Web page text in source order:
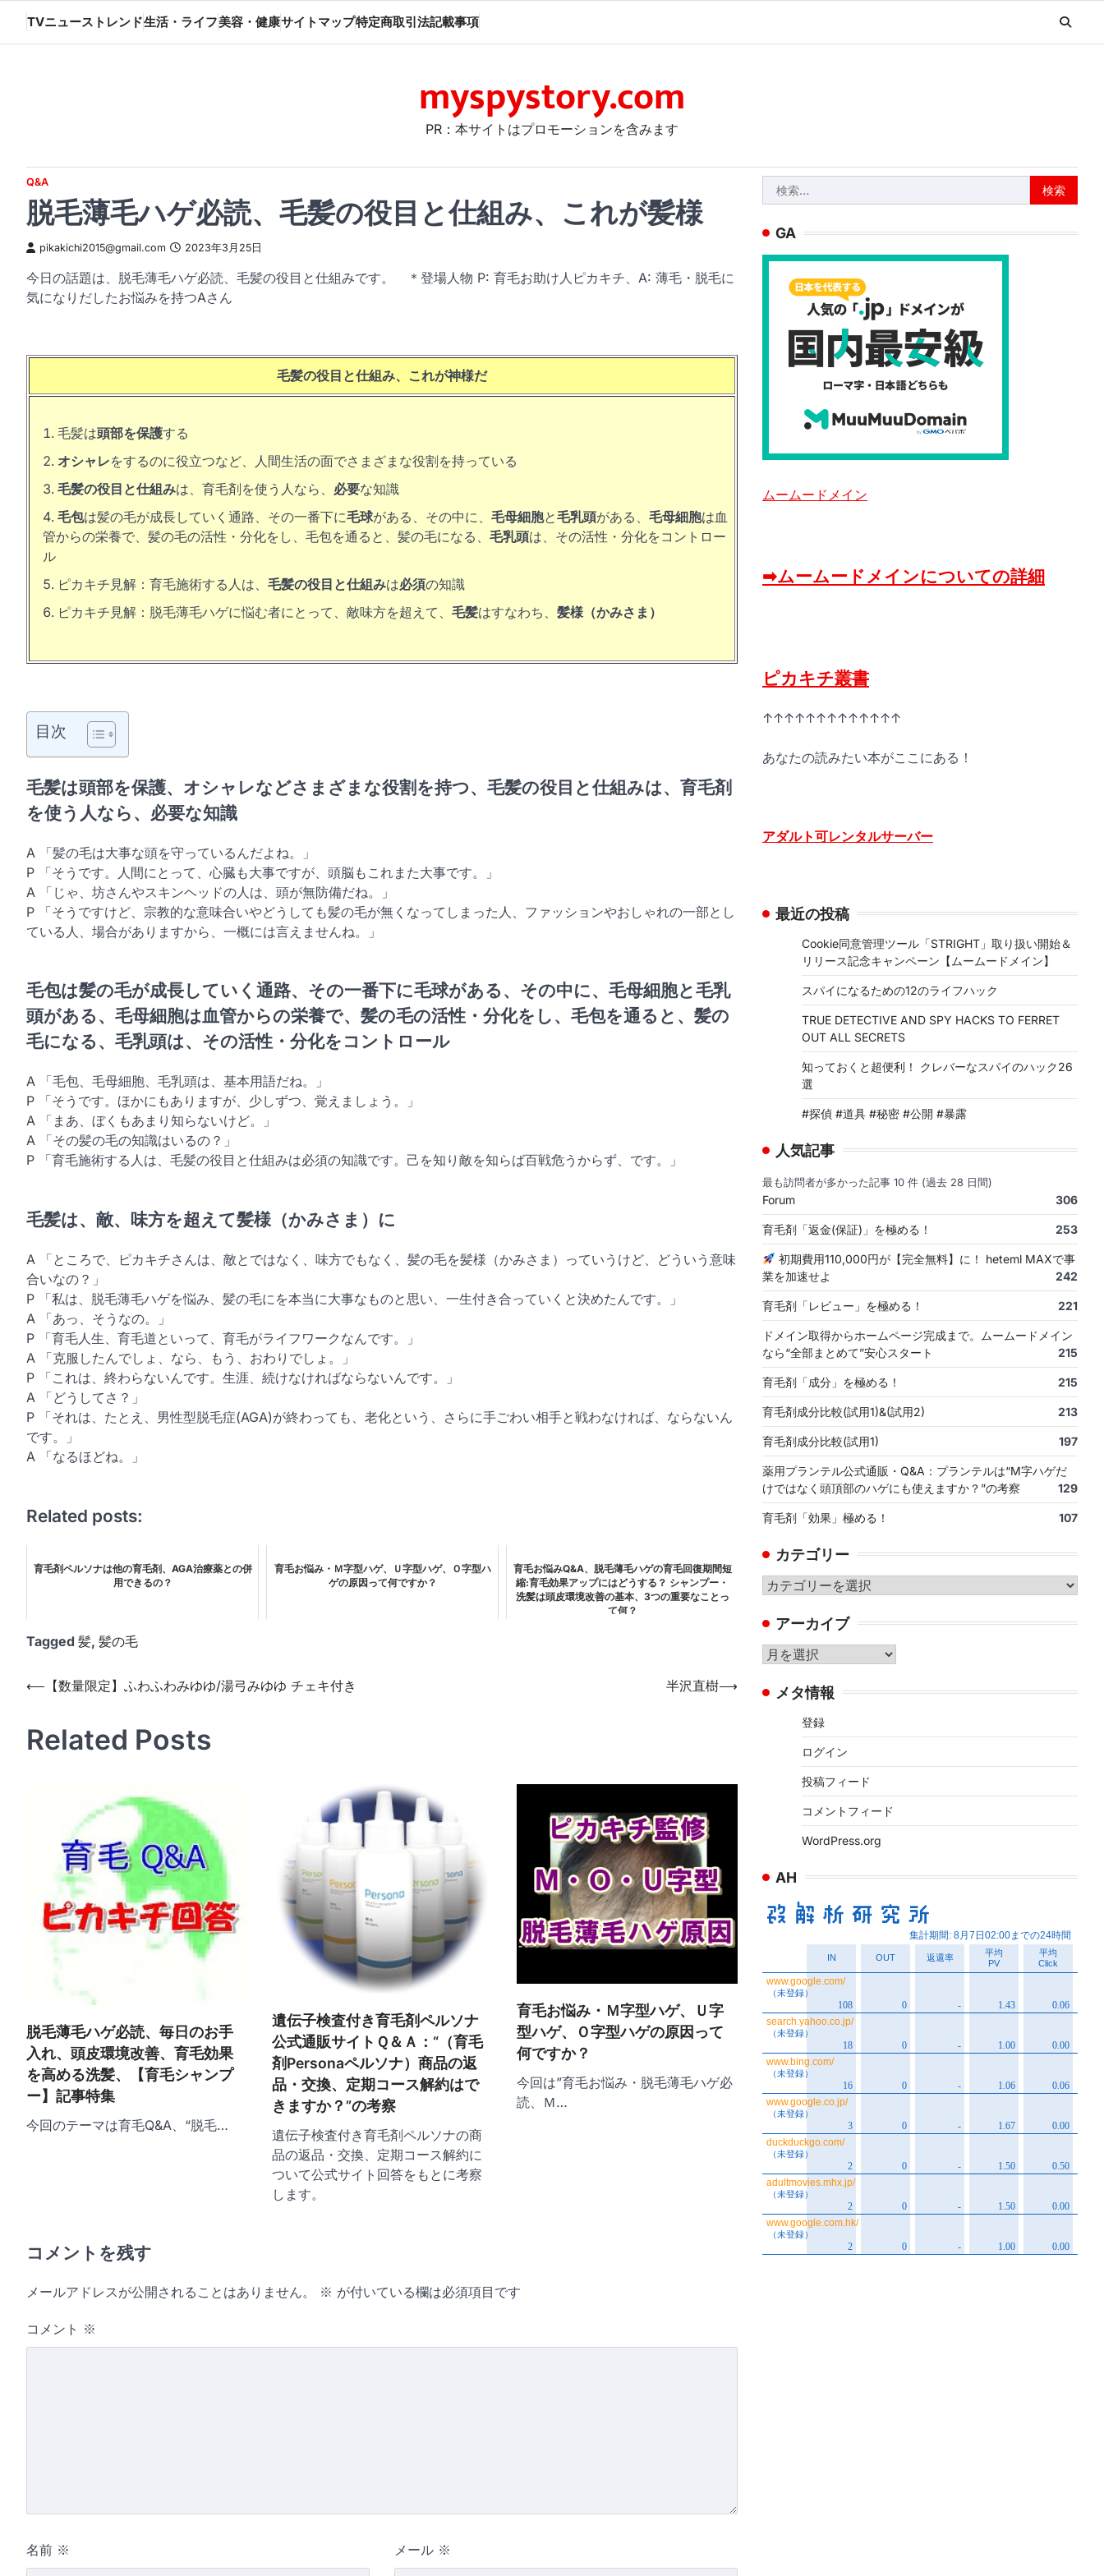
content
TVニューストレンド生活・ライフ美容・健康サイトマップ特定商取引法記載事項
myspystory.com
PR：本サイトはプロモーションを含みます
Q&A
脱毛薄毛ハゲ必読、毛髪の役目と仕組み、これが髪様
pikakichi2015@gmail.com 2023年3月25日
今日の話題は、脱毛薄毛ハゲ必読、毛髪の役目と仕組みです。 ＊登場人物 P: 育毛お助け人ピカキチ、A: 薄毛・脱毛に
気になりだしたお悩みを持つAさん
毛髪の役目と仕組み、これが神様だ
毛髪は頭部を保護する
オシャレをするのに役立つなど、人間生活の面でさまざまな役割を持っている
毛髪の役目と仕組みは、育毛剤を使う人なら、 必要な知識
毛包は髪の毛が成長していく通路、その一番下に毛球がある、その中に、 毛母細胞と毛乳頭がある、 毛母細胞は血
管からの栄養で、髪の毛の活性・分化をし、毛包を通ると、髪の毛になる、 毛乳頭は、その活性・分化をコントロー
ル
ピカキチ見解：育毛施術する人は、 毛髪の役目と仕組みは必須の知識
ピカキチ見解：脱毛薄毛ハゲに悩む者にとって、敵味方を超えて、 毛髪はすなわち、 髪様（かみさま）
目次
毛髪は頭部を保護、オシャレなどさまざまな役割を持つ、毛髪の役目と仕組みは、育毛剤
を使う人なら、必要な知識
A 「髪の毛は大事な頭を守っているんだよね。」
P 「そうです。人間にとって、心臓も大事ですが、頭脳もこれまた大事です。」
A 「じゃ、坊さんやスキンヘッドの人は、頭が無防備だね。」
P 「そうですけど、宗教的な意味合いやどうしても髪の毛が無くなってしまった人、ファッションやおしゃれの一部とし
ている人、場合がありますから、一概には言えませんね。」
毛包は髪の毛が成長していく通路、その一番下に毛球がある、その中に、毛母細胞と毛乳
頭がある、毛母細胞は血管からの栄養で、髪の毛の活性・分化をし、毛包を通ると、髪の
毛になる、毛乳頭は、その活性・分化をコントロール
A 「毛包、毛母細胞、毛乳頭は、基本用語だね。」
P 「そうです。ほかにもありますが、少しずつ、覚えましょう。」
A 「まあ、ぼくもあまり知らないけど。」
A 「その髪の毛の知識はいるの？」
P 「育毛施術する人は、毛髪の役目と仕組みは必須の知識です。己を知り敵を知らば百戦危うからず、です。」
毛髪は、敵、味方を超えて髪様（かみさま）に
A 「ところで、ピカキチさんは、敵とではなく、味方でもなく、髪の毛を髪様（かみさま）っていうけど、どういう意味
合いなの？」
P 「私は、脱毛薄毛ハゲを悩み、髪の毛にを本当に大事なものと思い、一生付き合っていくと決めたんです。」
A 「あっ、そうなの。」
P 「育毛人生、育毛道といって、育毛がライフワークなんです。」
A 「克服したんでしょ、なら、もう、おわりでしょ。」
P 「これは、終わらないんです。生涯、続けなければならないんです。」
A 「どうしてさ？」
P 「それは、たとえ、男性型脱毛症(AGA)が終わっても、老化という、さらに手ごわい相手と戦わなければ、ならないん
です。」
A 「なるほどね。」
Related posts:
育毛剤ペルソナは他の育毛剤、AGA治療薬との併
用できるの？
育毛お悩み・Ｍ字型ハゲ、Ｕ字型ハゲ、Ｏ字型ハ
ゲの原因って何ですか？
育毛お悩みQ&A、脱毛薄毛ハゲの育毛回復期間短
縮:育毛効果アップにはどうする？ シャンプー・
洗髪は頭皮環境改善の基本、3つの重要なことっ
て何？
Tagged 髪, 髪の毛
投
ナ
⟵ 【数量限定】ふわふわみゆゆ/湯弓みゆゆ チェキ付き 半沢直樹⟶
Related Posts
脱毛薄毛ハゲ必読、毎日のお手
入れ、頭皮環境改善、育毛効果
を高める洗髪、【育毛シャンプ
ー】記事特集
今回のテーマは育毛Q&A、“脱毛…
遺伝子検査付き育毛剤ペルソナ
公式通販サイトＱ＆Ａ：“（育毛
剤Personaペルソナ）商品の返
品・交換、定期コース解約はで
きますか？”の考察
遺伝子検査付き育毛剤ペルソナの商
品の返品・交換、定期コース解約に
ついて公式サイト回答をもとに考察
します。
育毛お悩み・Ｍ字型ハゲ、Ｕ字
型ハゲ、Ｏ字型ハゲの原因って
何ですか？
今回は”育毛お悩み・脱毛薄毛ハゲ必
読、Ｍ…
コメントを残す
メールアドレスが公開されることはありません。 ※ が付いている欄は必須項目です
コメント ※
名前 ※ メール ※
索:
GA
ムームードメイン
➡ムームードメインについての詳細
ピカキチ叢書
↑↑↑↑↑↑↑↑↑↑↑↑↑
あなたの読みたい本がここにある！
アダルト可レンタルサーバー
最近の投稿
Cookie同意管理ツール「STRIGHT」取り扱い開始＆
リリース記念キャンペーン【ムームードメイン】
スパイになるための12のライフハック
TRUE DETECTIVE AND SPY HACKS TO FERRET
OUT ALL SECRETS
知っておくと超便利！ クレバーなスパイのハック26
選
#探偵 #道具 #秘密 #公開 #暴露
人気記事
最も訪問者が多かった記事 10 件 (過去 28 日間)
Forum 306
育毛剤「返金(保証)」を極める！ 253
初期費用110,000円が【完全無料】に！ heteml MAXで事
業を加速せよ
242
育毛剤「レビュー」を極める！ 221
ドメイン取得からホームページ完成まで。ムームードメイン
なら“全部まとめて”安心スタート
215
育毛剤「成分」を極める！ 215
育毛剤成分比較(試用1)&(試用2) 213
育毛剤成分比較(試用1) 197
薬用プランテル公式通販・Q&A：プランテルは“M字ハゲだ
けではなく頭頂部のハゲにも使えますか？”の考察
129
育毛剤「効果」極める！ 107
カテゴリー
カ
ゴ
リ
ー
アーカイブ
ア
カ メタ情報
登録
ログイン
投稿フィード
コメントフィード
WordPress.org
AH